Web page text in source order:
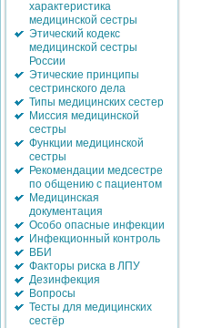
характеристика
медицинской сестры
Этический кодекс
медицинской сестры
России
Этические принципы
сестринского дела
Типы медицинских сестер
Миссия медицинской
сестры
Функции медицинской
сестры
Рекомендации медсестре
по общению с пациентом
Медицинская
документация
Особо опасные инфекции
Инфекционный контроль
ВБИ
Факторы риска в ЛПУ
Дезинфекция
Вопросы
Тесты для медицинских
сестёр